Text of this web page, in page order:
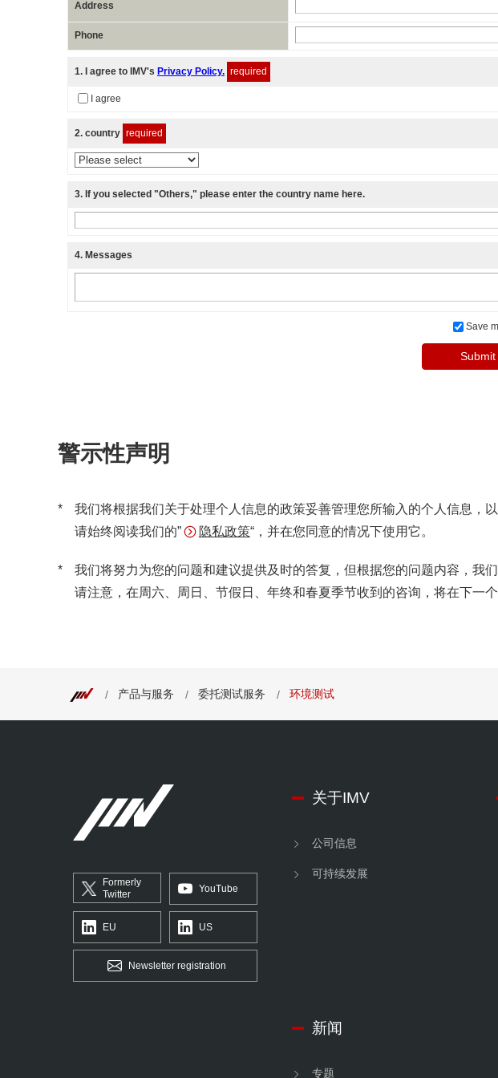
Address
Phone
1. I agree to IMV's Privacy Policy. required
I agree
2. country required
3. If you selected "Others," please enter the country name here.
4. Messages
Save
Submit
警示性声明
我们将根据我们关于处理个人信息的政策妥善管理您所输入的个人信息，以
请始终阅读我们的”
隐私政策“，并在您同意的情况下使用它。
我们将努力为您的问题和建议提供及时的答复，但根据您的问题内容，我
请注意，在周六、周日、节假日、年终和春夏季节收到的咨询，将在下一个
产品与服务 委托测试服务 环境测试
Formerly
Twitter
YouTube
EU US
Newsletter registration
关于IMV
公司信息
可持续发展
新闻
专题